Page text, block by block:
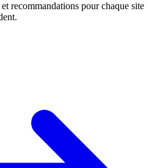
recommandations pour chaque site